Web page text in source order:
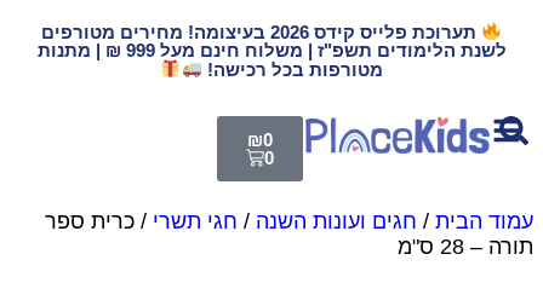
תערוכת פלייס קידס 2026 בעיצומה! מחירים מטורפים
לשנת הלימודים תשפ"ז | משלוח חינם מעל 999 ₪ | מתנות
מטורפות בכל רכישה!
₪
הבית/ חגים ועונות השנה/ חגי תשרי/ כרית ספר
– 28 ס"מ